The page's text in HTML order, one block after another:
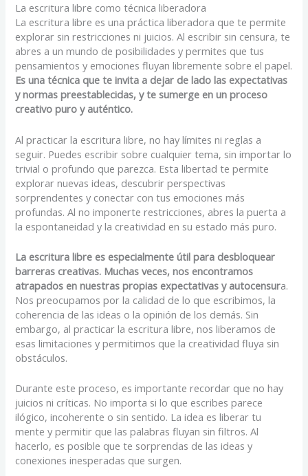
La escritura libre como técnica liberadora
La escritura libre es una práctica liberadora que te permite
explorar sin restricciones ni juicios. Al escribir sin censura, te
abres a un mundo de posibilidades y permites que tus
pensamientos y emociones fluyan libremente sobre el papel.
Es una técnica que te invita a dejar de lado las expectativas
y normas preestablecidas, y te sumerge en un proceso
creativo puro y auténtico.
Al practicar la escritura libre, no hay límites ni reglas a
seguir. Puedes escribir sobre cualquier tema, sin importar lo
trivial o profundo que parezca. Esta libertad te permite
explorar nuevas ideas, descubrir perspectivas
sorprendentes y conectar con tus emociones más
profundas. Al no imponerte restricciones, abres la puerta a
la espontaneidad y la creatividad en su estado más puro.
La escritura libre es especialmente útil para desbloquear
barreras creativas. Muchas veces, nos encontramos
atrapados en nuestras propias expectativas y autocensura.
Nos preocupamos por la calidad de lo que escribimos, la
coherencia de las ideas o la opinión de los demás. Sin
embargo, al practicar la escritura libre, nos liberamos de
esas limitaciones y permitimos que la creatividad fluya sin
obstáculos.
Durante este proceso, es importante recordar que no hay
juicios ni críticas. No importa si lo que escribes parece
ilógico, incoherente o sin sentido. La idea es liberar tu
mente y permitir que las palabras fluyan sin filtros. Al
hacerlo, es posible que te sorprendas de las ideas y
conexiones inesperadas que surgen.